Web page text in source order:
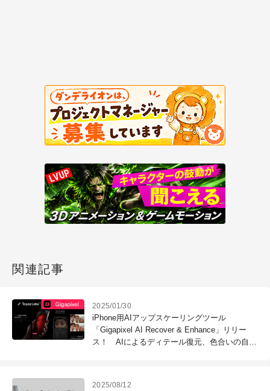
関連記事
2025/01/30
iPhone用AIアップスケーリングツール
「Gigapixel AI Recover & Enhance」リリー
ス！ AIによるディテール復元、色合いの自動
2025/08/12